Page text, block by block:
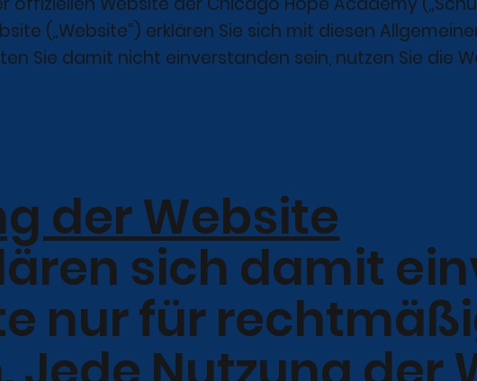
(„Website“) erklären Sie sich mit diesen
Sie damit nicht einverstanden sein, nutzen Sie die
der Website
sich damit
nur für